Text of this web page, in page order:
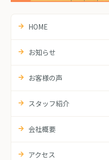
HOME
お知らせ
お客様の声
スタッフ紹介
会社概要
アクセス